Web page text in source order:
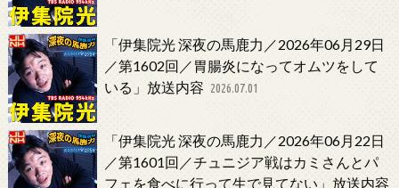
「伊集院光 深夜の馬鹿力／2026年06月29日
／第1602回／胃腸炎になってオムツをして
いる」放送内容 2026.07.01
「伊集院光 深夜の馬鹿力／2026年06月22日
／第1601回／チュニジア戦はカミさんとパ
フェを食べに行って生で見てない」放送内容